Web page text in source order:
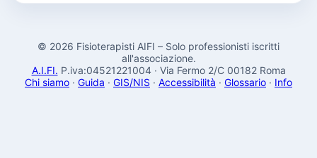
© 2026 Fisioterapisti AIFI – Solo professionisti iscritti
all'associazione.
A.I.FI. P.iva:04521221004 · Via Fermo 2/C 00182 Roma
Chi siamo · Guida · GIS/NIS · Accessibilità · Glossario · Info